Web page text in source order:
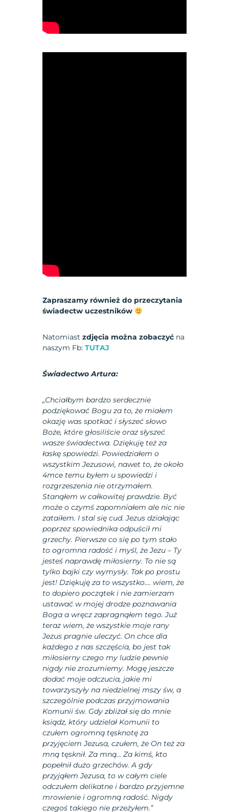
Zapraszamy również do przeczytania
świadectw uczestników
Natomiastzdjęcia można zobaczyć na
naszym Fb:TUTAJ
Świadectwo Artura:
„Chciałbym bardzo serdecznie
podziękować Bogu za to, że miałem
okazję was spotkać i słyszeć słowo
Boże, które głosiliście oraz słyszeć
wasze świadectwa. Dziękuję też za
łaskę spowiedzi. Powiedziałem o
wszystkim Jezusowi, nawet to, że około
4mce temu byłem u spowiedzi i
rozgrzeszenia nie otrzymałem.
Stanąłem w całkowitej prawdzie. Być
może o czymś zapomniałem ale nic nie
zataiłem. I stal się cud. Jezus działając
poprzez spowiednika odpuścił mi
grzechy. Pierwsze co się po tym stało
to ogromna radość i myśl, że Jezu – Ty
jesteś naprawdę miłosierny. To nie są
tylko bajki czy wymysły. Tak po prostu
jest! Dziękuję za to wszystko…. wiem, że
to dopiero początek i nie zamierzam
ustawać w mojej drodze poznawania
Boga a wręcz zapragnąłem tego. Już
teraz wiem, że wszystkie moje rany
Jezus pragnie uleczyć. On chce dla
każdego z nas szczęścia, bo jest tak
miłosierny czego my ludzie pewnie
nigdy nie zrozumiemy. Mogę jeszcze
dodać moje odczucia, jakie mi
towarzyszyły na niedzielnej mszy św, a
szczególnie podczas przyjmowania
Komunii św. Gdy zbliżał się do mnie
ksiądz, który udzielał Komunii to
czułem ogromną tęsknotę za
przyjęciem Jezusa, czułem, że On też za
mną tęsknił. Za mną… Za kimś, kto
popełnił dużo grzechów. A gdy
przyjąłem Jezusa, to w całym ciele
odczułem delikatne i bardzo przyjemne
mrowienie i ogromną radość. Nigdy
czegoś takiego nie przeżyłem.”